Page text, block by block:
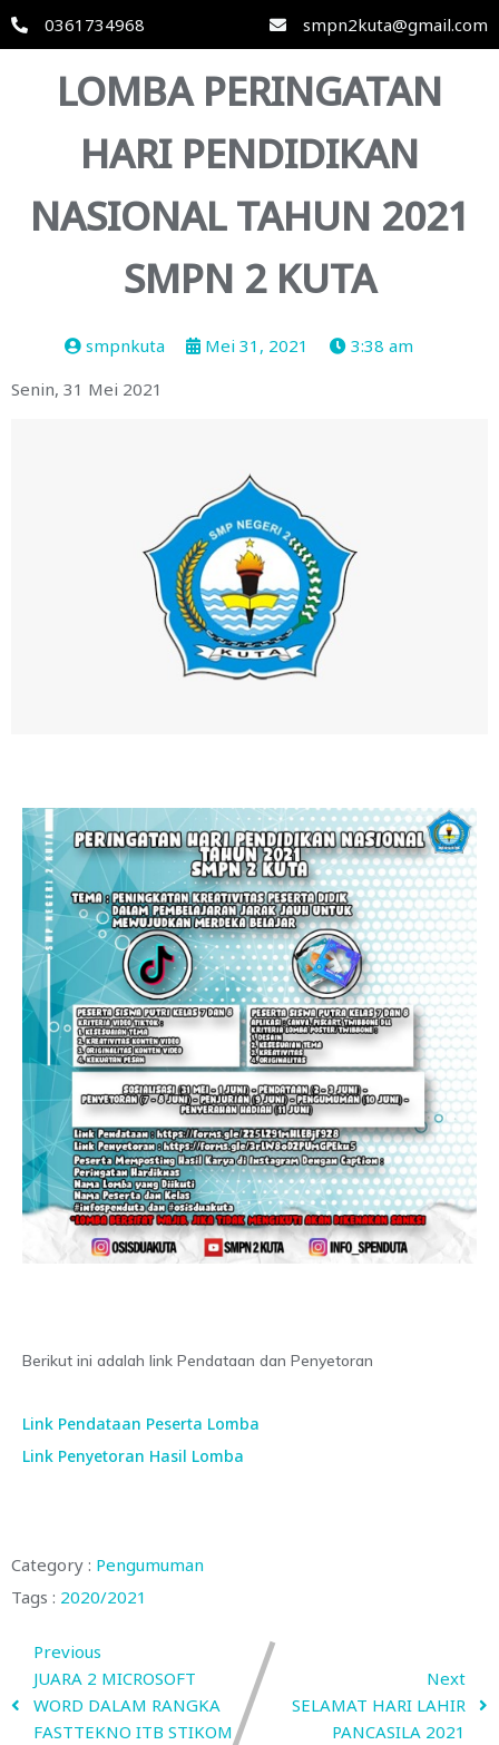
0361734968 smpn2kuta@gmail.com
LOMBA PERINGATAN
HARI PENDIDIKAN
NASIONAL TAHUN 2021
SMPN 2 KUTA
smpnkuta Mei 31, 2021
3:38 am
Senin, 31 Mei 2021
Berikut ini adalah link Pendataan dan Penyetoran
Link Pendataan Peserta Lomba
Link Penyetoran Hasil Lomba
Category : Pengumuman
Tags : 2020/2021
Previous
JUARA 2 MICROSOFT
WORD DALAM RANGKA
FASTTEKNO ITB STIKOM
Next
SELAMAT HARI LAHIR
PANCASILA 2021